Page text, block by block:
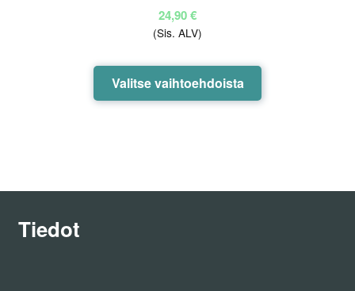
24,90€
(Sis. ALV)
Valitse vaihtoehdoista
Tällä
tuotteella
tehdä
Tiedot